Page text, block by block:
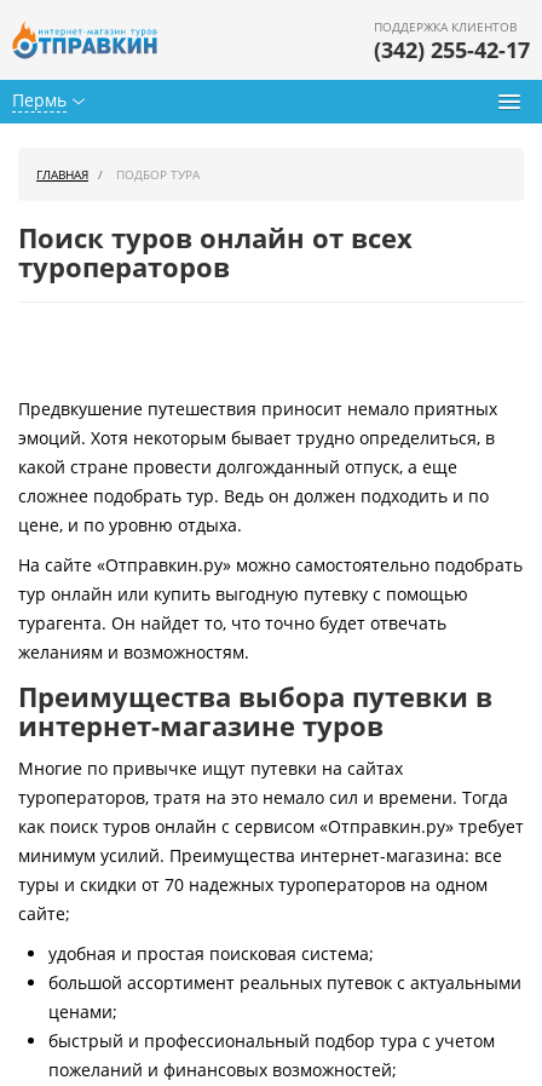
Пермь
ПОДДЕРЖКА КЛИЕНТОВ
(342) 255-42-17
Горящие туры
Страны
Как купить
Контакты
ГЛАВНАЯ ПОДБОР ТУРА
Поиск туров онлайн от всех
туроператоров
Предвкушение путешествия приносит немало приятных
эмоций. Хотя некоторым бывает трудно определиться, в
какой стране провести долгожданный отпуск, а еще
сложнее подобрать тур. Ведь он должен подходить и по
цене, и по уровню отдыха.
На сайте «Отправкин.ру» можно самостоятельно подобрать
тур онлайн или купить выгодную путевку с помощью
турагента. Он найдет то, что точно будет отвечать
желаниям и возможностям.
Преимущества выбора путевки в
интернет-магазине туров
Многие по привычке ищут путевки на сайтах
туроператоров, тратя на это немало сил и времени. Тогда
как поиск туров онлайн с сервисом «Отправкин.ру» требует
минимум усилий. Преимущества интернет-магазина: все
туры и скидки от 70 надежных туроператоров на одном
сайте;
удобная и простая поисковая система;
большой ассортимент реальных путевок с актуальными
ценами;
быстрый и профессиональный подбор тура с учетом
пожеланий и финансовых возможностей;